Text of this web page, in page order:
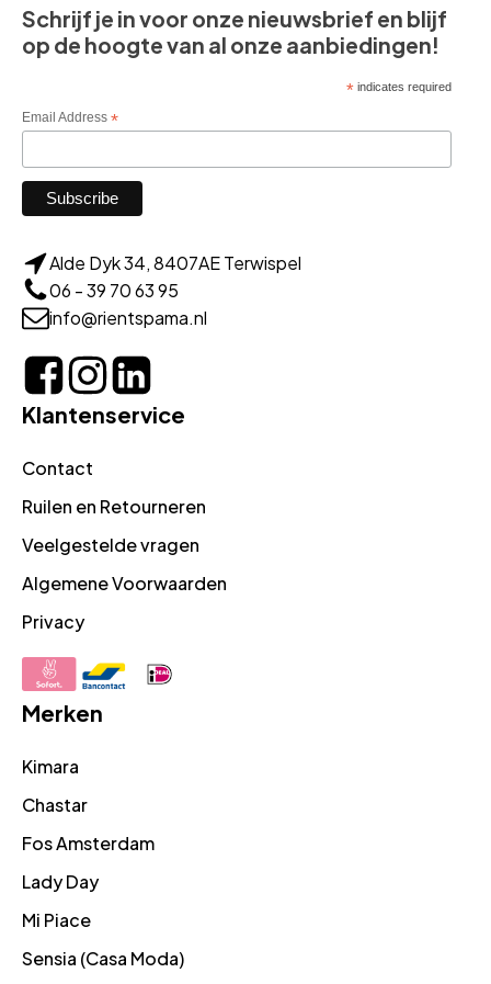
Schrijf je in voor onze nieuwsbrief en blijf
op de hoogte van al onze aanbiedingen!
*indicates required
Email Address *
Alde Dyk 34, 8407AE Terwispel
06 - 39 70 63 95
info@rientspama.nl
Klantenservice
Contact
Ruilen en Retourneren
Veelgestelde vragen
Algemene Voorwaarden
Privacy
Merken
Kimara
Chastar
Fos Amsterdam
Lady Day
Mi Piace
Sensia (Casa Moda)